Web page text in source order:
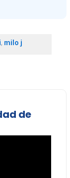
, milo j
de